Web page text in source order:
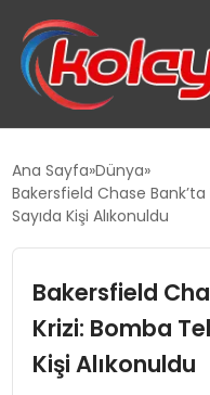
SUWEN’IN İSTIHDAM
TANYER YAPI ZEMIN
BÜYÜTTÜ
TOROSLAR’DA PAZAR
Ana Sayfa Dünya
Bakersfield Chase
Sayıda Kişi Alıkonuldu
Bakersfield
Krizi: Bomba
Kişi Alıkonuldu